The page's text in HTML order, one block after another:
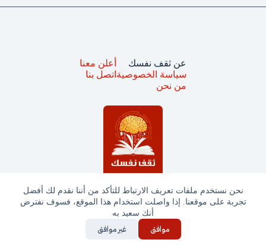
نحن نستخدم ملفات تعريف الارتباط للتأكد من أننا نقدم لك أفضل
تجربة على موقعنا. إذا واصلت استخدام هذا الموقع، فسوف نفترض
أنك سعيد به
موافق غير موافق
جميع الحقوق محفوظة © ثقف نفسك 2025
عن ثقف نفسك
سياسة الخصوصية
من نحن
أعلن معنا
اتصل بنا